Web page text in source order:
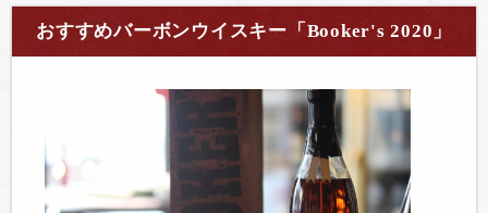
おすすめバーボンウイスキー「Booker's 2020」